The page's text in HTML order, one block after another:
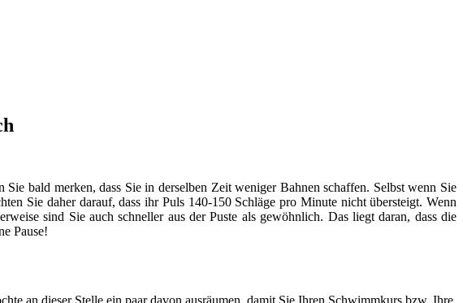
Sie bald merken, dass Sie in derselben Zeit weniger Bahnen schaffen. Selbst wenn Sie
Sie daher darauf, dass ihr Puls 140-150 Schläge pro Minute nicht übersteigt. Wenn
sind Sie auch schneller aus der Puste als gewöhnlich. Das liegt daran, dass die
Pause!